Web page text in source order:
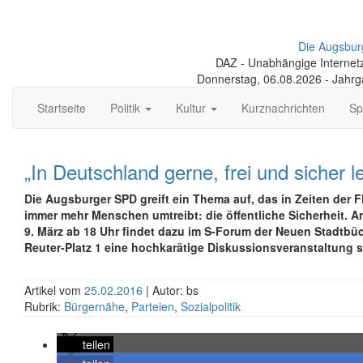
Die
DAZ - Unabhängige
Donnerstag, 06.08.2026 -
Startseite
Politik Kultur Kurznachrichten
„In Deutschland gerne, frei und sicher
Die Augsburger SPD greift ein Thema auf, das in Zeiten der
immer mehr Menschen umtreibt: die öffentliche Sicherheit.
9. März ab 18 Uhr findet dazu im S-Forum der Neuen
Reuter-Platz 1 eine hochkarätige Diskussions­veranstaltung
Artikel vom 25.02.2016 | Autor: bs
Rubrik: Bürgernähe, Parteien, Sozialpolitik
teilen